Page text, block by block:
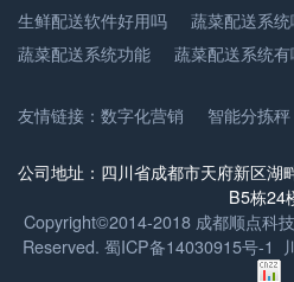
生鲜配送软件好用吗
蔬菜配送系
蔬菜配送系统功能
蔬菜配送系统
友情链接： 数字化营销 智能分拣秤
公司地址：四川省成都市天府新区湖
B5栋24
Copyright©2014-2018 成都顺点科
Reserved. 蜀ICP备14030915号-1